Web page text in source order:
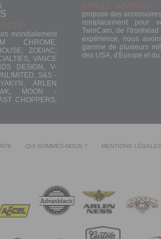
:
mondialement
CHROME,
ZODIAC,
VANCE
DESIGN, V-
S&S -
ARLEN
MOON -
CHOPPERS,
HARLEY DAVIDSON :
propose des
remplacement pour
TwinCam, de
expérience, nous
gamme de plusieurs
des USA, d'Europe et
QUI SOMMES-NOUS ? MENTIONS